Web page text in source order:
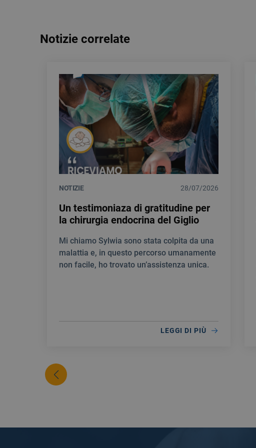
Notizie correlate
NOTIZIE 28/07/2026
Un testimoniaza di gratitudine per
la chirurgia endocrina del Giglio
Mi chiamo Sylwia sono stata colpita da una
malattia e, in questo percorso umanamente
non facile, ho trovato un’assistenza unica.
LEGGI DI PIÙ